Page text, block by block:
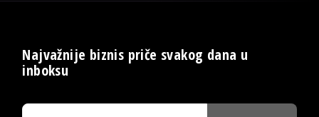
Najvažnije biznis priče svakog dana u
inboksu